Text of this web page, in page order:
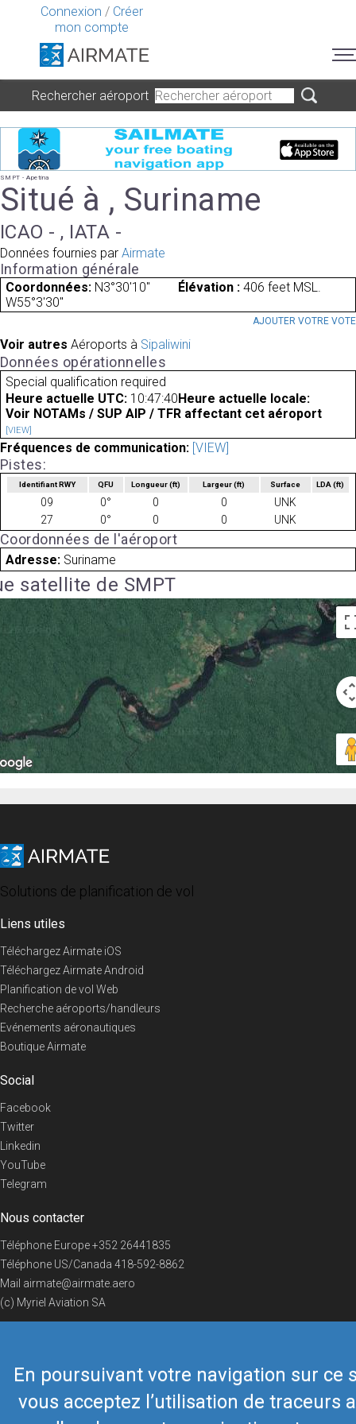
Connexion / Créer
mon compte
En poursuivant votre navigation sur ce
vous acceptez l’utilisation de traceurs
Rechercher aéroport
SMPT - Apetina
Situé à , Suriname
ICAO - , IATA -
Données fournies par Airmate
Information générale
Coordonnées: N3°30'10"
W55°3'30"
Élévation : 406 feet MSL.
AJOUTER VOTRE VOTE
Voir autres Aéroports à Sipaliwini
Données opérationnelles
Special qualification required
Heure actuelle UTC: 10:47:40 Heure actuelle locale:
Voir NOTAMs / SUP AIP / TFR affectant cet aéroport
[VIEW]
Fréquences de communication: [VIEW]
Pistes:
Identifiant RWY QFU Longueur(ft) Largeur(ft) Surface LDA(ft)
09 0° 0 0
UNK
27
0° 0 0 UNK
Coordonnées de l'aéroport
Adresse: Suriname
satellite de SMPT
Solutions de planification de vol
Liens utiles
Téléchargez Airmate iOS
Téléchargez Airmate Android
Planification de vol Web
Recherche aéroports/handleurs
Evénements aéronautiques
Boutique Airmate
Social
Facebook
Twitter
Linkedin
YouTube
Telegram
Nous contacter
Téléphone Europe+352 26441835
Téléphone US/Canada 418-592-8862
Mail airmate@airmate.aero
(c) Myriel Aviation SA
© 2019 Airmate - Conditions d'utilisation - Vie privée Back to top